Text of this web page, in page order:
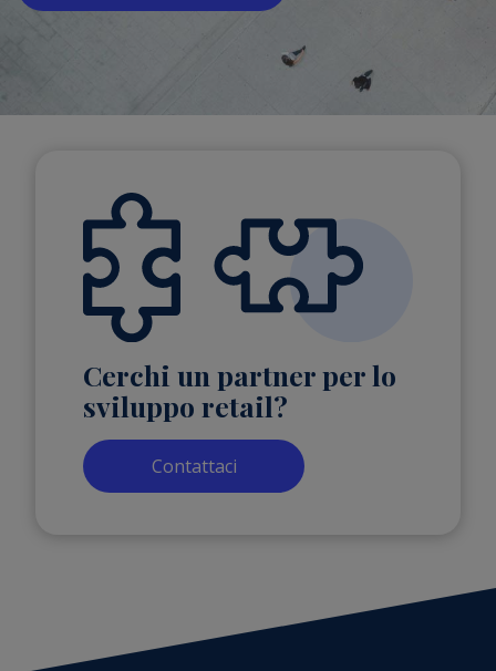
Cerchi un partner per lo
sviluppo retail?
Contattaci